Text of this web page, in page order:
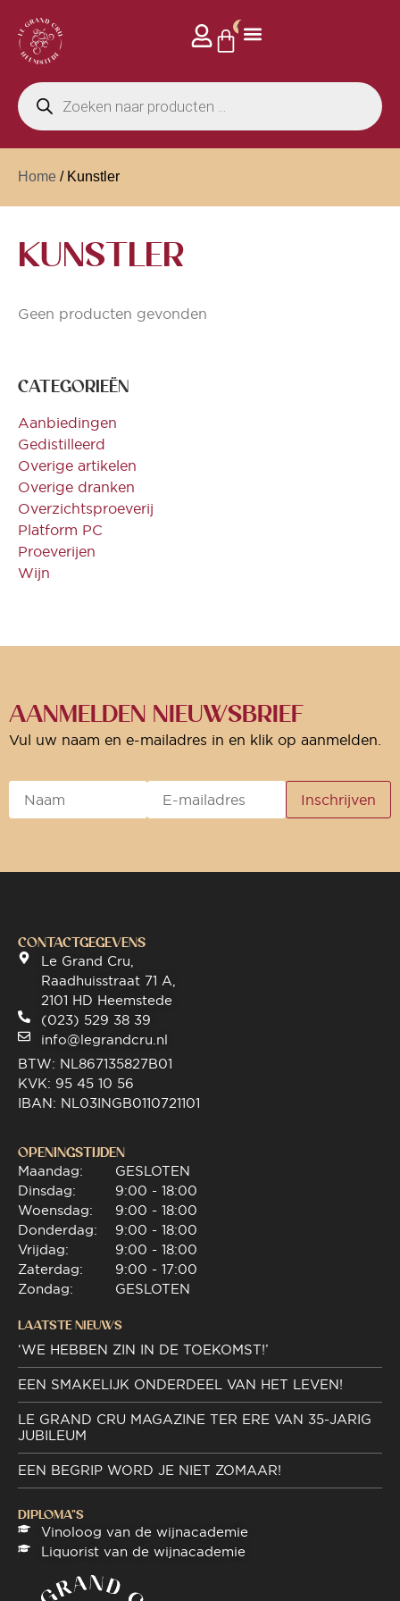
0
Home / Kunstler
KUNSTLER
CATEGORIEËN
Aanbiedingen
Gedistilleerd
Overige artikelen
Overige dranken
Overzichtsproeverij
Platform PC
Proeverijen
Wijn
Geen producten gevonden
AANMELDEN NIEUWSBRIEF
Vul uw naam en e-mailadres in en klik op aanmelden.
CONTACTGEGEVENS
Le Grand Cru,
Raadhuisstraat 71 A,
2101 HD Heemstede
(023) 529 38 39
info@legrandcru.nl
BTW: NL867135827B01
KVK: 95 45 10 56
IBAN: NL03INGB0110721101
OPENINGSTIJDEN
Maandag:
Dinsdag:
Woensdag:
Donderdag:
Vrijdag:
Zaterdag:
Zondag:
GESLOTEN
9:00 - 18:00
9:00 - 18:00
9:00 - 18:00
9:00 - 18:00
9:00 - 17:00
GESLOTEN
LAATSTE NIEUWS
‘WE HEBBEN ZIN IN DE TOEKOMST!’
EEN SMAKELIJK ONDERDEEL VAN HET LEVEN!
LE GRAND CRU MAGAZINE TER ERE VAN 35-JARIG
JUBILEUM
EEN BEGRIP WORD JE NIET ZOMAAR!
DIPLOMA"S
Vinoloog van de wijnacademie
Liquorist van de wijnacademie